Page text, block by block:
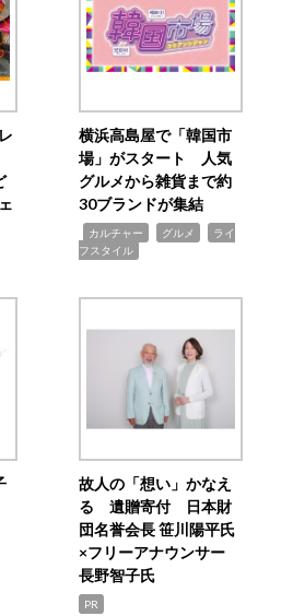
横浜高島屋で「韓国市
場」がスタート 人気
グルメから雑貨まで約
30ブランドが集結
カルチャー グルメ
ライ
フスタイル
故人の「想い」かなえ
る 遺贈寄付 日本財
団名誉会長 笹川陽平氏
×フリーアナウンサー
長野智子氏
PR